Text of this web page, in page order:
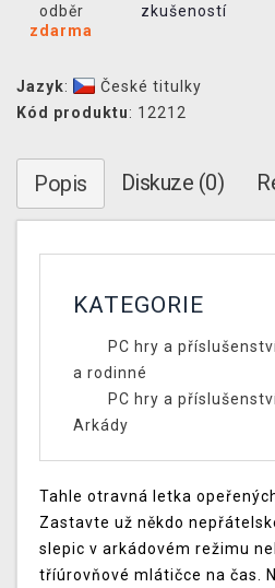
odběr
zdarma
zkušeností
Jazyk:
České titulky
Kód produktu: 12212
Popis Diskuze (0)
KATEGORIE
PC hry a
a rodinné
PC hry a
Arkády
Tahle otravná letka
Zastavte už někdo
slepic v arkádovém režimu
tříúrovňové mlátičce na čas.